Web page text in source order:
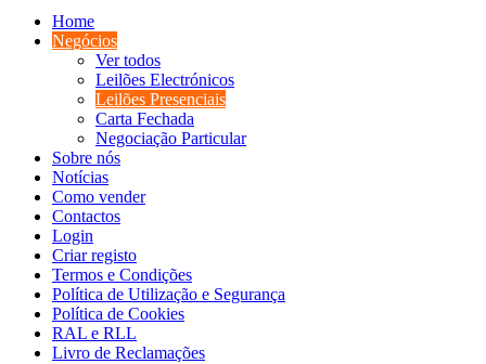
Home
Negócios
Ver todos
Leilões Electrónicos
Leilões Presenciais
Carta Fechada
Negociação Particular
Sobre nós
Notícias
Como vender
Contactos
Login
Criar registo
Termos e Condições
Política de Utilização e Segurança
Política de Cookies
RAL e RLL
Livro de Reclamações